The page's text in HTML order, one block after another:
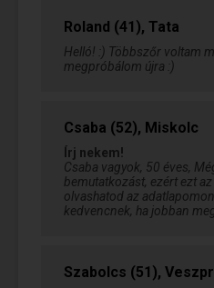
Roland (41), Tata
Helló! :) Többszőr voltam
megpróbálom újra :)
Csaba (52), Miskolc
Írj nekem!
Csaba vagyok, 50 éves,
bemutatkozást, ezért ezt
olvashatod az
kedvencnek, ha jobban
Szabolcs (51),